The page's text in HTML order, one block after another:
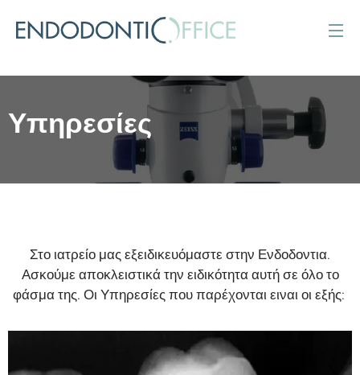
Υπηρεσίες
Στο ιατρείο μας εξειδικευόμαστε στην Ενδοδοντια.
Ασκούμε αποκλειστικά την ειδικότητα αυτή σε όλο το
φάσμα της. Οι Υπηρεσίες που παρέχονται ειναι οι εξής: